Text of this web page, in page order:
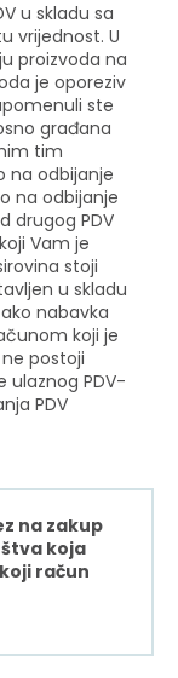
u skladu sa
vrijednost. U
proizvoda na
je oporeziv
ste
građana
tim
na odbijanje
na odbijanje
drugog PDV
Vam je
stoji
u skladu
nabavka
koji je
postoji
ulaznog PDV-
PDV
na zakup
koja
račun